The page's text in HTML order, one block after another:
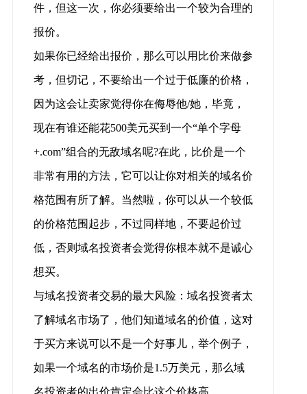
件，但这一次，你必须要给出一个较为合理的
报价。
如果你已经给出报价，那么可以用比价来做参
考，但切记，不要给出一个过于低廉的价格，
因为这会让卖家觉得你在侮辱他/她，毕竟，
现在有谁还能花500美元买到一个“单个字母
+.com”组合的无敌域名呢?在此，比价是一个
非常有用的方法，它可以让你对相关的域名价
格范围有所了解。当然啦，你可以从一个较低
的价格范围起步，不过同样地，不要起价过
低，否则域名投资者会觉得你根本就不是诚心
想买。
与域名投资者交易的最大风险：域名投资者太
了解域名市场了，他们知道域名的价值，这对
于买方来说可以不是一个好事儿，举个例子，
如果一个域名的市场价是1.5万美元，那么域